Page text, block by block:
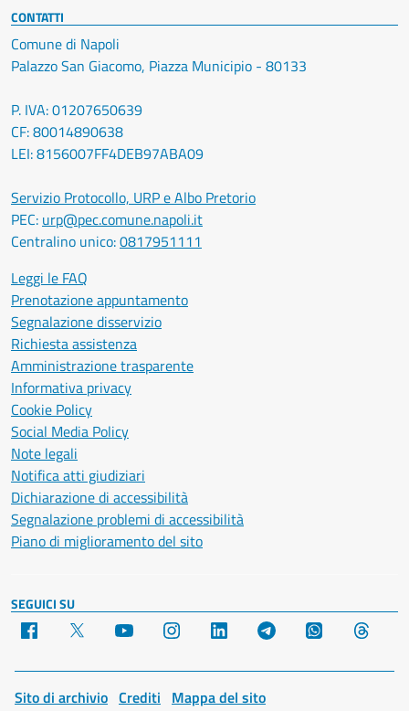
CONTATTI
Comune di Napoli
Palazzo San Giacomo, Piazza Municipio - 80133
P. IVA: 01207650639
CF: 80014890638
LEI: 8156007FF4DEB97ABA09
Servizio Protocollo, URP e Albo Pretorio
PEC: urp@pec.comune.napoli.it
Centralino unico:0817951111
Leggi le FAQ
Prenotazione appuntamento
Segnalazione disservizio
Richiesta assistenza
Amministrazione trasparente
Informativa privacy
Cookie Policy
Social Media Policy
Note legali
Notifica atti giudiziari
Dichiarazione di accessibilità
Segnalazione problemi di accessibilità
Piano di miglioramento del sito
SEGUICI SU
Facebook YouTube Instagram LinkedIn Telegram WhatsApp
Sito di archivio Crediti Mappa del sito